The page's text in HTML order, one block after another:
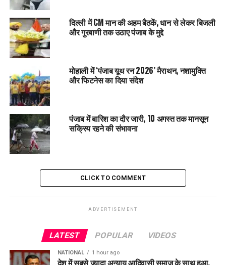
UP NEXT
“आप” सरकार ने पंजाब को नशा मुक्त बनाने का संकल्प लिया है, अब
तक 28 हजार केस दर्ज हुए और 42 हजार तस्कर पकड़े गए –
केजरीवाल
DON'T MISS
श्री अकाल तख़्त साहिब की सर्वोच्चता को चुनौती देने पर परमजीत
सिंह सरना को तलब किया जाए: सरचंद सिंह ख्याला
दिल्ली में CM मान की अहम बैठकें, धान से लेकर बिजली
और गुरबाणी तक उठाए पंजाब के मुद्दे
मोहाली में ‘पंजाब यूथ रन 2026’ मैराथन, नशामुक्ति
और फिटनेस का दिया संदेश
पंजाब में बारिश का दौर जारी, 10 अगस्त तक मानसून
सक्रिय रहने की संभावना
CLICK TO COMMENT
ADVERTISEMENT
LATEST POPULAR VIDEOS
NATIONAL 1 hour ago
देश में सबसे ज्यादा अन्याय आदिवासी समाज के साथ हुआ,